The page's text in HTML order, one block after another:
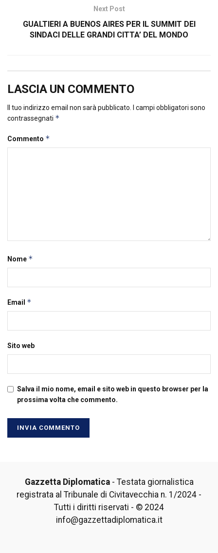
Next Post
GUALTIERI A BUENOS AIRES PER IL SUMMIT DEI
SINDACI DELLE GRANDI CITTA’ DEL MONDO
LASCIA UN COMMENTO
Il tuo indirizzo email non sarà pubblicato.
I campi obbligatori sono
contrassegnati *
Commento *
Nome *
Email *
Sito web
Salva il mio nome, email e sito web in questo browser per la
prossima volta che commento.
Gazzetta Diplomatica- Testata giornalistica
registrata al Tribunale di Civitavecchia n. 1/2024 -
Tutti i diritti riservati - © 2024
info@gazzettadiplomatica.it